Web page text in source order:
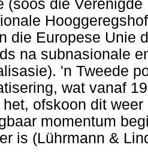
(soos die
die Europese Unie
na subnasionale
'n Tweede
wat vanaf
ofskoon dit
momentum
is (Lührmann &